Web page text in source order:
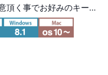
頂く事でお好みのキー軸
を組み立てる事が可能で
能なマルチレイアウト対
ースイッチは含まれてお